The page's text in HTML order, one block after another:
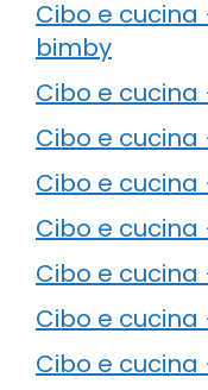
Cibo e
bimby
Cibo e
Cibo e
Cibo e
Cibo e
Cibo e
Cibo e
Cibo e cucina